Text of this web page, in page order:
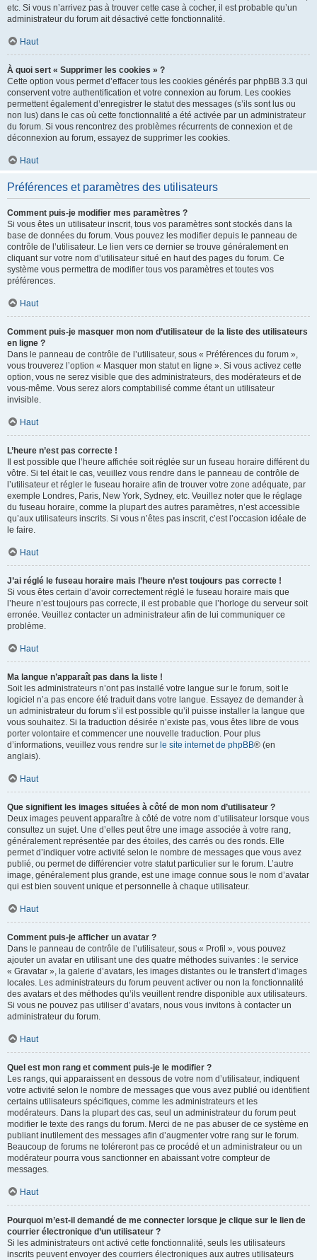
etc. Si vous n’arrivez pas à trouver cette case à cocher, il est probable qu’un
administrateur du forum ait désactivé cette fonctionnalité.
Haut
À quoi sert « Supprimer les cookies » ?
Cette option vous permet d’effacer tous les cookies générés par phpBB 3.3 qui
conservent votre authentification et votre connexion au forum. Les cookies
permettent également d’enregistrer le statut des messages (s’ils sont lus ou
non lus) dans le cas où cette fonctionnalité a été activée par un administrateur
du forum. Si vous rencontrez des problèmes récurrents de connexion et de
déconnexion au forum, essayez de supprimer les cookies.
Haut
Préférences et paramètres des utilisateurs
Comment puis-je modifier mes paramètres ?
Si vous êtes un utilisateur inscrit, tous vos paramètres sont stockés dans la
base de données du forum. Vous pouvez les modifier depuis le panneau de
contrôle de l’utilisateur. Le lien vers ce dernier se trouve généralement en
cliquant sur votre nom d’utilisateur situé en haut des pages du forum. Ce
système vous permettra de modifier tous vos paramètres et toutes vos
préférences.
Haut
Comment puis-je masquer mon nom d’utilisateur de la liste des utilisateurs
en ligne ?
Dans le panneau de contrôle de l’utilisateur, sous « Préférences du forum »,
vous trouverez l’option « Masquer mon statut en ligne ». Si vous activez cette
option, vous ne serez visible que des administrateurs, des modérateurs et de
vous-même. Vous serez alors comptabilisé comme étant un utilisateur
invisible.
Haut
L’heure n’est pas correcte !
Il est possible que l’heure affichée soit réglée sur un fuseau horaire différent du
vôtre. Si tel était le cas, veuillez vous rendre dans le panneau de contrôle de
l’utilisateur et régler le fuseau horaire afin de trouver votre zone adéquate, par
exemple Londres, Paris, New York, Sydney, etc. Veuillez noter que le réglage
du fuseau horaire, comme la plupart des autres paramètres, n’est accessible
qu’aux utilisateurs inscrits. Si vous n’êtes pas inscrit, c’est l’occasion idéale de
le faire.
Haut
J’ai réglé le fuseau horaire mais l’heure n’est toujours pas correcte !
Si vous êtes certain d’avoir correctement réglé le fuseau horaire mais que
l’heure n’est toujours pas correcte, il est probable que l’horloge du serveur soit
erronée. Veuillez contacter un administrateur afin de lui communiquer ce
problème.
Haut
Ma langue n’apparaît pas dans la liste !
Soit les administrateurs n’ont pas installé votre langue sur le forum, soit le
logiciel n’a pas encore été traduit dans votre langue. Essayez de demander à
un administrateur du forum s’il est possible qu’il puisse installer la langue que
vous souhaitez. Si la traduction désirée n’existe pas, vous êtes libre de vous
porter volontaire et commencer une nouvelle traduction. Pour plus
d’informations, veuillez vous rendre sur le site internet de phpBB® (en
anglais).
Haut
Que signifient les images situées à côté de mon nom d’utilisateur ?
Deux images peuvent apparaître à côté de votre nom d’utilisateur lorsque vous
consultez un sujet. Une d’elles peut être une image associée à votre rang,
généralement représentée par des étoiles, des carrés ou des ronds. Elle
permet d’indiquer votre activité selon le nombre de messages que vous avez
publié, ou permet de différencier votre statut particulier sur le forum. L’autre
image, généralement plus grande, est une image connue sous le nom d’avatar
qui est bien souvent unique et personnelle à chaque utilisateur.
Haut
Comment puis-je afficher un avatar ?
Dans le panneau de contrôle de l’utilisateur, sous « Profil », vous pouvez
ajouter un avatar en utilisant une des quatre méthodes suivantes : le service
« Gravatar », la galerie d’avatars, les images distantes ou le transfert d’images
locales. Les administrateurs du forum peuvent activer ou non la fonctionnalité
des avatars et des méthodes qu’ils veuillent rendre disponible aux utilisateurs.
Si vous ne pouvez pas utiliser d’avatars, nous vous invitons à contacter un
administrateur du forum.
Haut
Quel est mon rang et comment puis-je le modifier ?
Les rangs, qui apparaissent en dessous de votre nom d’utilisateur, indiquent
votre activité selon le nombre de messages que vous avez publié ou identifient
certains utilisateurs spécifiques, comme les administrateurs et les
modérateurs. Dans la plupart des cas, seul un administrateur du forum peut
modifier le texte des rangs du forum. Merci de ne pas abuser de ce système en
publiant inutilement des messages afin d’augmenter votre rang sur le forum.
Beaucoup de forums ne toléreront pas ce procédé et un administrateur ou un
modérateur pourra vous sanctionner en abaissant votre compteur de
messages.
Haut
Pourquoi m’est-il demandé de me connecter lorsque je clique sur le lien de
courrier électronique d’un utilisateur ?
Si les administrateurs ont activé cette fonctionnalité, seuls les utilisateurs
inscrits peuvent envoyer des courriers électroniques aux autres utilisateurs